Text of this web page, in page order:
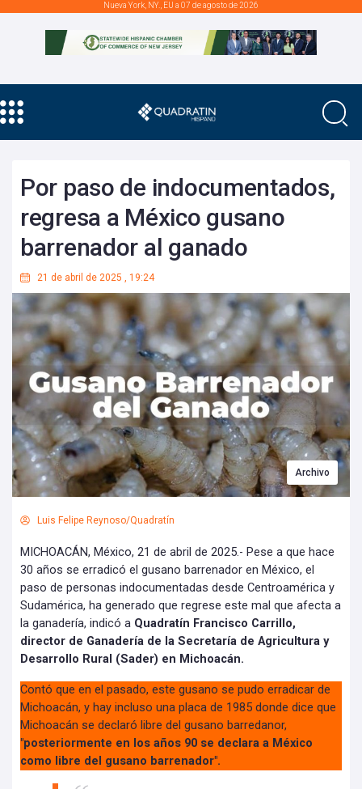
Nueva York, NY., EU a 07 de agosto de 2026
Por paso de indocumentados,
regresa a México gusano
barrenador al ganado
21 de abril de 2025 , 19:24
Archivo
Luis Felipe Reynoso/Quadratín
MICHOACÁN, México, 21 de abril de 2025.- Pese a que hace
30 años se erradicó el gusano barrenador en México, el
paso de personas indocumentadas desde Centroamérica y
Sudamérica, ha generado que regrese este mal que afecta a
la ganadería, indicó a Quadratín Francisco Carrillo,
director de Ganadería de la Secretaría de Agricultura y
Desarrollo Rural (Sader) en Michoacán.
Contó que en el pasado, este gusano se pudo erradicar de
Michoacán, y hay incluso una placa de 1985 donde dice que
Michoacán se declaró libre del gusano barredanor,
"posteriormente en los años 90 se declara a México
como libre del gusano barrenador".